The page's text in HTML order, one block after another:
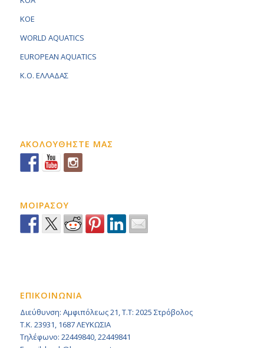
KOE
WORLD AQUATICS
EUROPEAN AQUATICS
K.O. ΕΛΛΑΔΑΣ
ΑΚΟΛΟΥΘΗΣΤΕ ΜΑΣ
ΜΟΙΡΑΣΟΥ
ΕΠΙΚΟΙΝΩΝΙΑ
Διεύθυνση: Αμφιπόλεως 21, Τ.Τ: 2025 Στρόβολος
Τ.Κ. 23931, 1687 ΛΕΥΚΩΣΙΑ
Τηλέφωνο: 22449840, 22449841